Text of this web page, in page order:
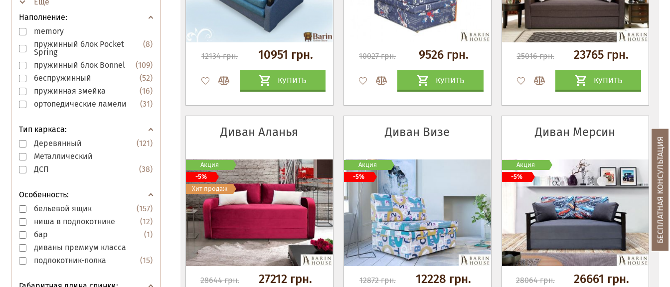
Наполнение:
memory
пружинный блок Pocket
Spring
(8)
пружинный блок Bonnel (109)
беспружинный
(52)
пружинная змейка
(16)
ортопедические ламели
(31)
Тип каркаса:
Деревянный
(121)
Металлический
ДСП
(38)
Особенность:
бельевой ящик
(157)
ниша в подлокотнике
(12)
бар
(1)
диваны премиум класса
подлокотник-полка
(15)
12134 грн. 10951 грн.
КУПИТЬ
10027 грн. 9526 грн.
КУПИТЬ
25016 грн. 23765 грн.
КУПИТЬ
Диван Аланья
28644 грн. 27212 грн.
Акция
-5%
Хит продаж
Диван Визе
12872 грн. 12228 грн.
Акция
-5%
Диван Мерсин
28064 грн. 26661 грн.
Акция
-5%
БЕСПЛАТНАЯ КОНСУЛЬТАЦИЯ